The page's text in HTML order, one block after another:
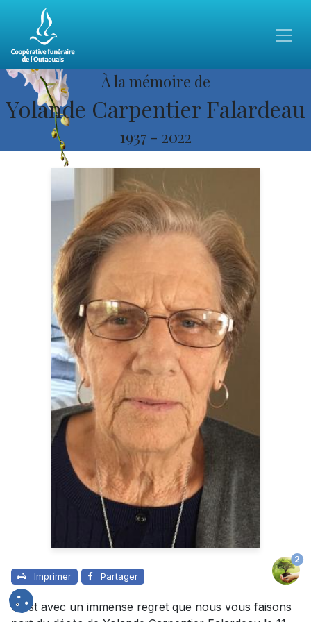
À la mémoire de
Yolande Carpentier Falardeau
1937 - 2022
Imprimer Partager
2
C'est avec un immense regret que nous vous faisons